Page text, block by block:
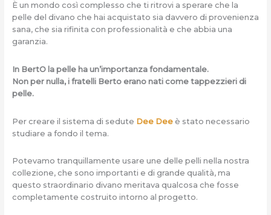
È un mondo così complesso che ti ritrovi a sperare che la
pelle del divano che hai acquistato sia davvero di provenienza
sana, che sia rifinita con professionalità e che abbia una
garanzia.
In BertO la pelle ha un’importanza fondamentale.
Non per nulla, i fratelli Berto erano nati come tappezzieri di
pelle.
Per creare il sistema di sedute Dee Deeè stato necessario
studiare a fondo il tema.
Potevamo tranquillamente usare une delle pelli nella nostra
collezione, che sono importanti e di grande qualità, ma
questo straordinario divano meritava qualcosa che fosse
completamente costruito intorno al progetto.